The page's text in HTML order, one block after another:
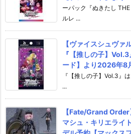
ーパック『ぬきたし
ルレ ...
【ヴァイスシュヴァ
『【推しの子】
ード】より2026年8
『【推しの子】Vol.3』
...
【Fate/Grand
マシュ・キリエライ